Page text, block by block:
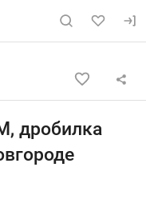
fruitinfo.ru
объявлением
дробилка